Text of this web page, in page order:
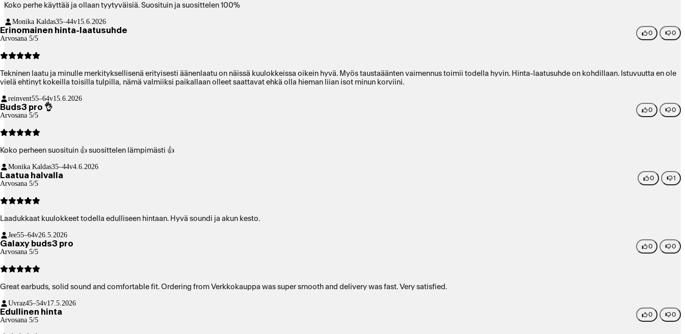
Koko perhe käyttää ja ollaan tyytyväisiä. Suosituin ja suosittelen 100%
Monika Kaldas35–44v15.6.2026
Erinomainen hinta-laatusuhde
Arvosana 5/5
0 0
Tekninen laatu ja minulle merkityksellisenä erityisesti äänenlaatu on näissä kuulokkeissa oikein hyvä. Myös taustaäänten vaimennus toimii todella hyvin. Hinta-laatusuhde on kohdillaan. Istuvuutta en ole
vielä ehtinyt kokeilla toisilla tulpilla, nämä valmiiksi paikallaan olleet saattavat ehkä olla hieman liian isot minun korviini.
reinvent55–64v15.6.2026
Buds3 pro 👌
Arvosana 5/5
0 0
Koko perheen suosituin 👍 suosittelen lämpimästi 👍
Monika Kaldas35–44v4.6.2026
Laatua halvalla
Arvosana 5/5
0 1
Laadukkaat kuulokkeet todella edulliseen hintaan. Hyvä soundi ja akun kesto.
Jee55–64v26.5.2026
Galaxy buds3 pro
Arvosana 5/5
0 0
Great earbuds, solid sound and comfortable fit. Ordering from Verkkokauppa was super smooth and delivery was fast. Very satisfied.
Uvraz45–54v17.5.2026
Edullinen hinta
Arvosana 5/5
0 0